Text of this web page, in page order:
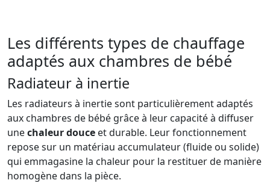
Les différents types de chauffage
adaptés aux chambres de bébé
Radiateur à inertie
Les radiateurs à inertie sont particulièrement adaptés
aux chambres de bébé grâce à leur capacité à diffuser
unechaleur douce et durable. Leur fonctionnement
repose sur un matériau accumulateur (fluide ou solide)
qui emmagasine la chaleur pour la restituer de manière
homogène dans la pièce.